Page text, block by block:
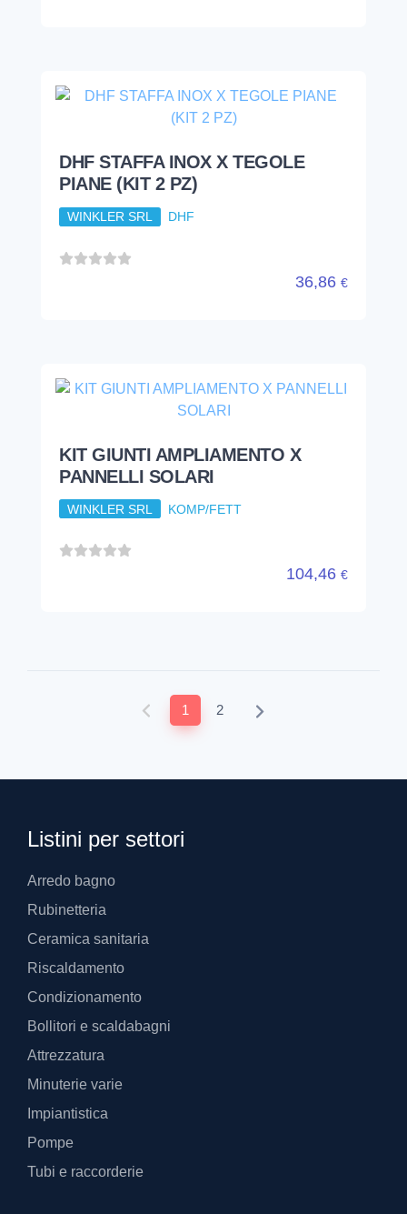
DHF STAFFA INOX X TEGOLE
PIANE (KIT 2 PZ)
WINKLER SRL DHF
36,86 €
KIT GIUNTI AMPLIAMENTO X
PANNELLI SOLARI
WINKLER SRL KOMP/FETT
104,46 €
1 2
Listini per settori
Arredo bagno
Rubinetteria
Ceramica sanitaria
Riscaldamento
Condizionamento
Bollitori e scaldabagni
Attrezzatura
Minuterie varie
Impiantistica
Pompe
Tubi e raccorderie